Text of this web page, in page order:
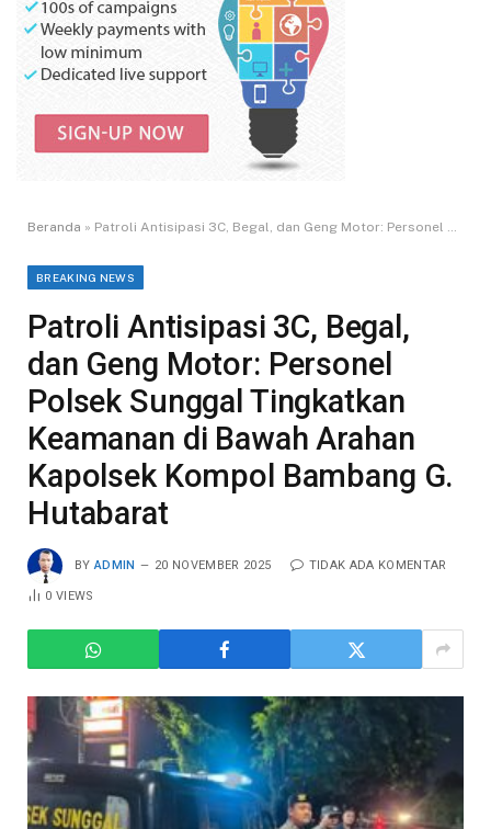
Beranda » Patroli Antisipasi 3C, Begal, dan Geng Motor: Personel Polsek Sunggal Tingkatkan Keamanan di Bawah Arahan Kapolsek Kompol Bambang G. Hutabarat
BREAKING NEWS
Patroli Antisipasi 3C, Begal,
dan Geng Motor: Personel
Polsek Sunggal Tingkatkan
Keamanan di Bawah Arahan
Kapolsek Kompol Bambang G.
Hutabarat
BY ADMIN 20 NOVEMBER 2025 TIDAK ADA KOMENTAR
0VIEWS